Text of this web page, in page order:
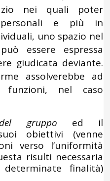
nei quali poter
personali e più in
uno spazio nel
essere espressa
giudicata deviante.
assolverebbe ad
funzioni, nel caso
del gruppo ed il
obiettivi (venne
verso l’uniformità
risulti necessaria
finalità)